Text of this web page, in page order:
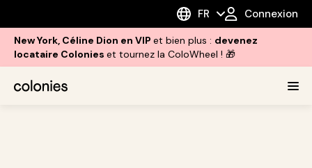
FR Connexion
New York, Céline Dion en VIP et bien plus : devenez
locataire Colonies et tournez la ColoWheel ! 🎁